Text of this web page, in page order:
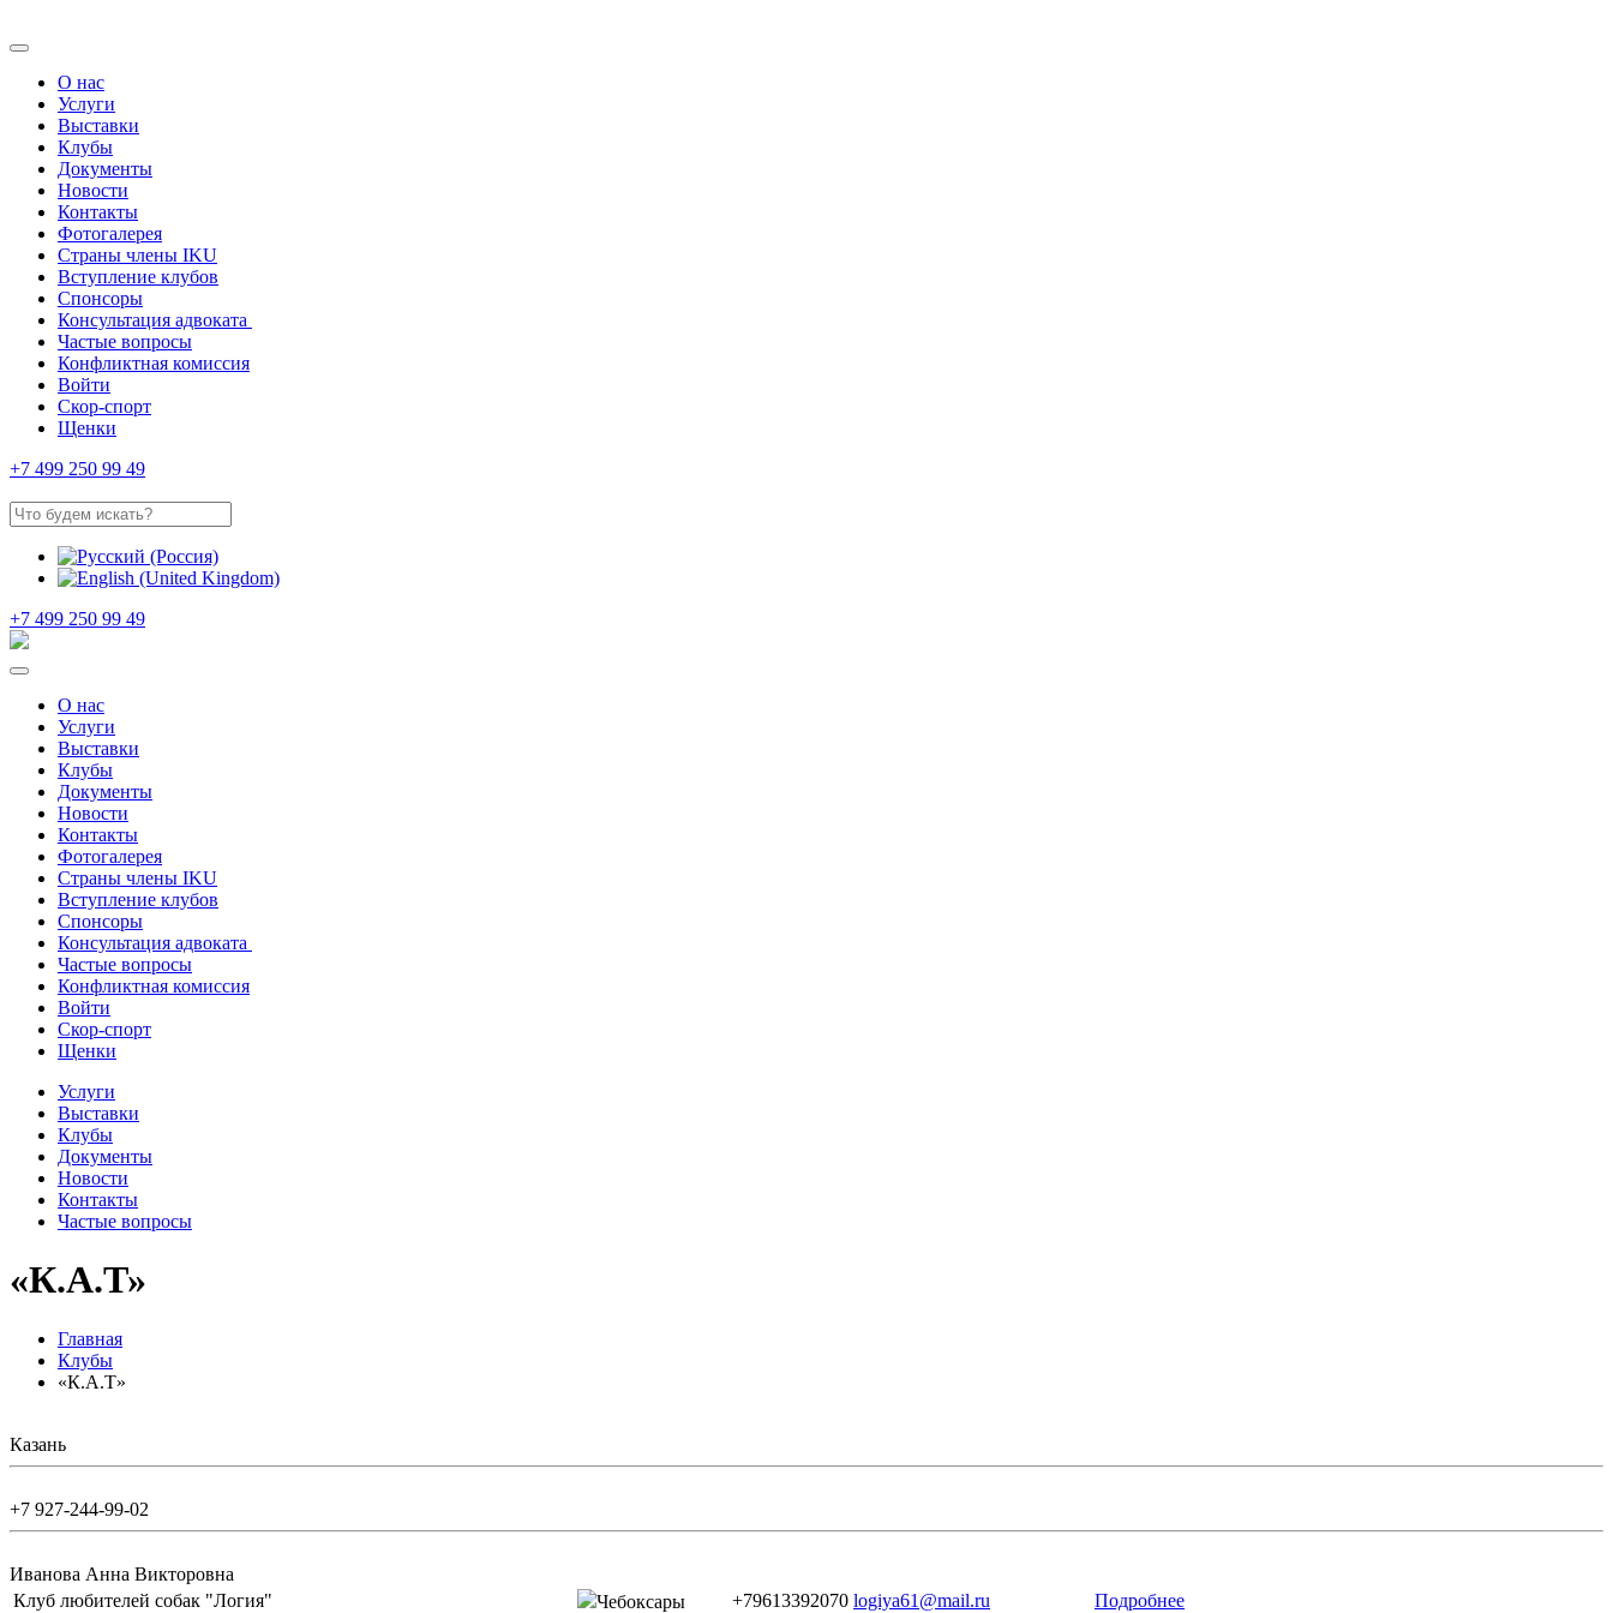
О нас
Услуги
Выставки
Клубы
Документы
Новости
Контакты
Фотогалерея
Страны члены IKU
Вступление клубов​
Спонсоры
Консультация адвоката ​
Частые вопросы
Конфликтная комиссия
Войти
Скор-спорт
Щенки
+7 499 250 99 49
+7 499 250 99 49
О нас
Услуги
Выставки
Клубы
Документы
Новости
Контакты
Фотогалерея
Страны члены IKU
Вступление клубов​
Спонсоры
Консультация адвоката ​
Частые вопросы
Конфликтная комиссия
Войти
Скор-спорт
Щенки
Услуги
Выставки
Клубы
Документы
Новости
Контакты
Частые вопросы
«К.А.Т»
Главная
Клубы
«К.А.Т»
Казань
+7 927-244-99-02
Иванова Анна Викторовна
Клуб любителей собак "Логия"
Чебоксары +79613392070 logiya61@mail.ru Подробнее